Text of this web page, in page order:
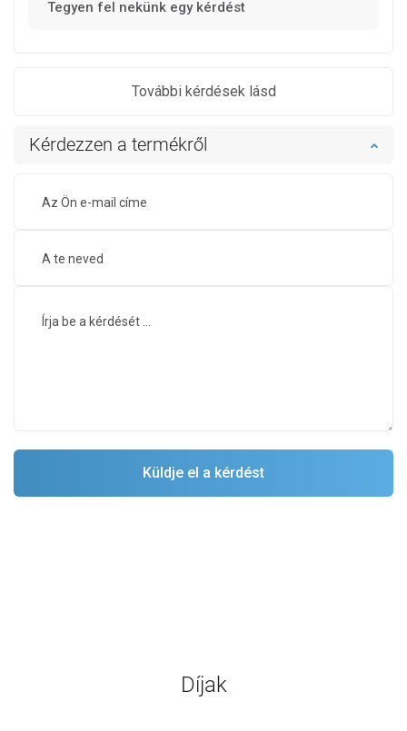
Tegyen fel nekünk egy kérdést
További kérdések lásd
Kérdezzen a termékről
Díjak